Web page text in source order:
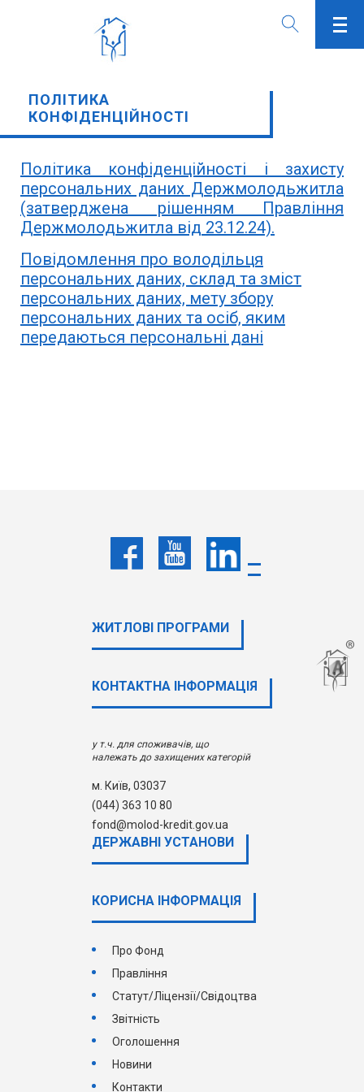
ПОЛІТИКА
КОНФІДЕНЦІЙНОСТІ
Політика конфіденційності і захисту
персональних даних Держмолодьжитла
(затверджена рішенням Правління
Держмолодьжитла від 23.12.24).
Повідомлення про володільця
персональних даних, склад та зміст
персональних даних, мету збору
персональних даних та осіб, яким
передаються персональні дані
ЖИТЛОВІ ПРОГРАМИ
КОНТАКТНА ІНФОРМАЦІЯ
у т.ч. для споживачів, що
належать до захищених категорій
м. Київ, 03037
(044) 363 10 80
fond@molod-kredit.gov.ua
ДЕРЖАВНI УСТАНОВИ
КОРИСНА ІНФОРМАЦІЯ
Про Фонд
Правління
Статут/Ліцензії/Свідоцтва
Звітність
Оголошення
Новини
Контакти